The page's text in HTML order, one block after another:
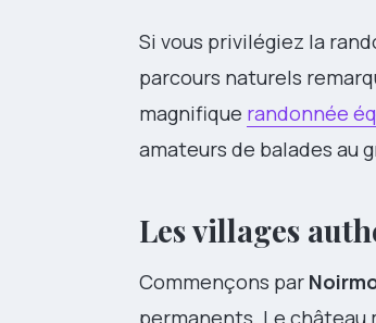
Si vous privilégiez la
parcours naturels
magnifique randonnée
amateurs de balades au
Les villages
Commençons par
permanents. Le château